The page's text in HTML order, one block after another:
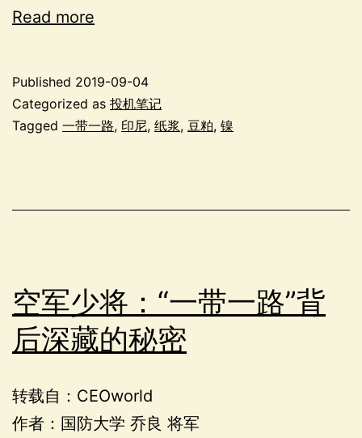
Read more
Published 2019-09-04
Categorized as 投机笔记
Tagged 一带一路, 印尼, 纸浆, 豆粕, 镍
空军少将：“一带一路”背
后深藏的秘密
转载自：CEOworld
作者：国防大学 乔良 将军